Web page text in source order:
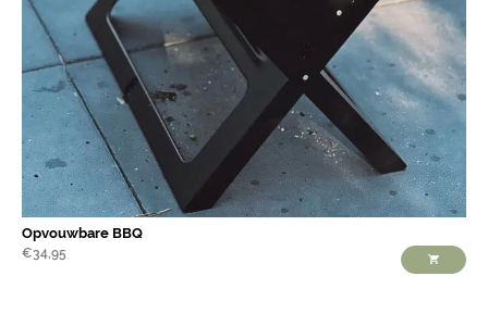
Opvouwbare BBQ
€34,95